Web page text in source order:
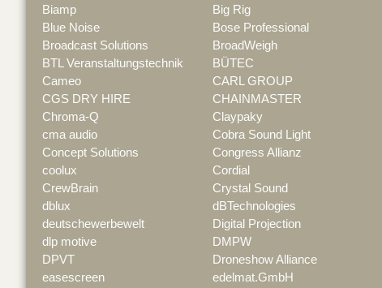
Biamp
Big Rig
Blue Noise
Bose Professional
Broadcast Solutions
BroadWeigh
BTL Veranstaltungstechnik
BÜTEC
Cameo
CARL GROUP
CGS DRY HIRE
CHAINMASTER
Chroma-Q
Claypaky
cma audio
Cobra Sound Light
Concept Solutions
Congress Allianz
coolux
Cordial
CrewBrain
Crystal Sound
dblux
dBTechnologies
deutschewerbewelt
Digital Projection
dlp motive
DMPW
DPVT
Droneshow Alliance
easescreen
edelmat.GmbH